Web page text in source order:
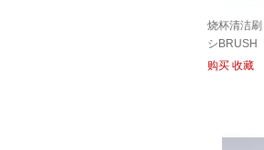
烧杯清洁
シBRUSH
购买 收藏